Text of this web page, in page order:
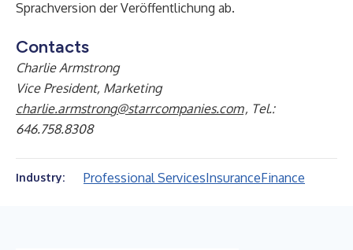
Sprachversion der Veröffentlichung ab.
Contacts
Charlie Armstrong
Vice President, Marketing
charlie.armstrong@starrcompanies.com, Tel.:
646.758.8308
Industry: Professional ServicesInsuranceFinance